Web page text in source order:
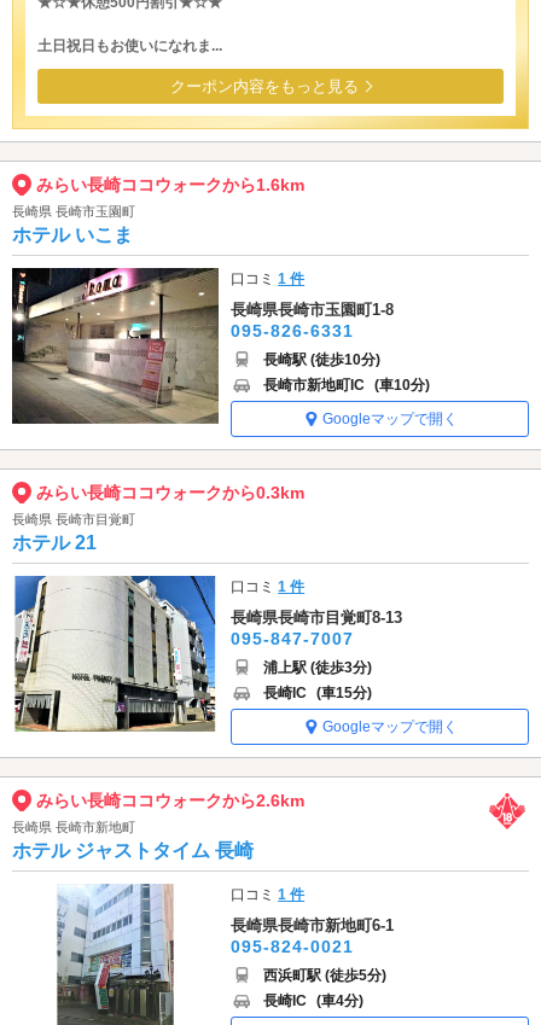
土日祝日もお使いになれま...
クーポン内容をもっと見る
みらい長崎ココウォークから1.6km
長崎県 長崎市玉園町
ホテル いこま
口コミ1 件
長崎県長崎市玉園町1-8
095-826-6331
長崎駅 (徒歩10分)
長崎市新地町IC (車10分)
Googleマップで開く
みらい長崎ココウォークから0.3km
長崎県 長崎市目覚町
ホテル 21
口コミ1 件
長崎県長崎市目覚町8-13
095-847-7007
浦上駅 (徒歩3分)
長崎IC (車15分)
Googleマップで開く
みらい長崎ココウォークから2.6km
長崎県 長崎市新地町
ホテル ジャストタイム 長崎
口コミ1 件
長崎県長崎市新地町6-1
095-824-0021
西浜町駅 (徒歩5分)
長崎IC (車4分)